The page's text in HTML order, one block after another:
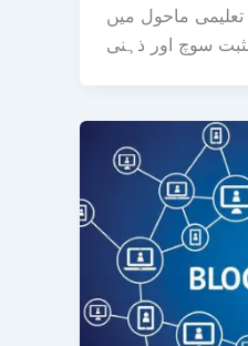
تعلیمی ماحول میں